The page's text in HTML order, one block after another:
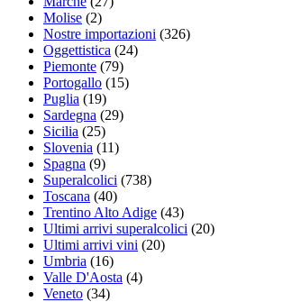
Molise (2)
Nostre importazioni (326)
Oggettistica (24)
Piemonte (79)
Portogallo (15)
Puglia (19)
Sardegna (29)
Sicilia (25)
Slovenia (11)
Spagna (9)
Superalcolici (738)
Toscana (40)
Trentino Alto Adige (43)
Ultimi arrivi superalcolici (20)
Ultimi arrivi vini (20)
Umbria (16)
Valle D'Aosta (4)
Veneto (34)